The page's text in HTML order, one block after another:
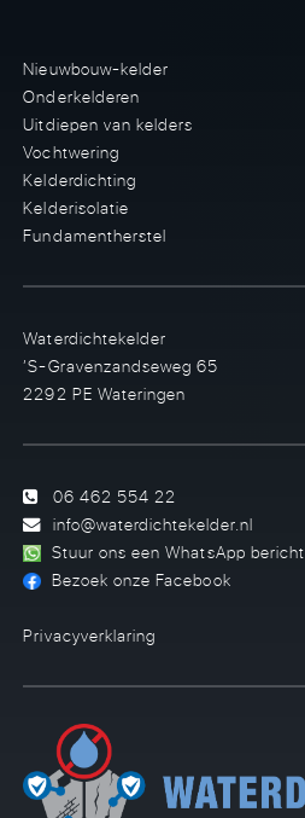
Nieuwbouw-kelder
Onderkelderen
Uitdiepen van kelders
Vochtwering
Kelderdichting
Kelderisolatie
Fundamentherstel
Waterdichtekelder
’S-Gravenzandseweg 65
2292 PE Wateringen
06 462 554 22
info@waterdichtekelder.nl
Stuur ons een WhatsApp bericht
Bezoek onze Facebook
Privacyverklaring